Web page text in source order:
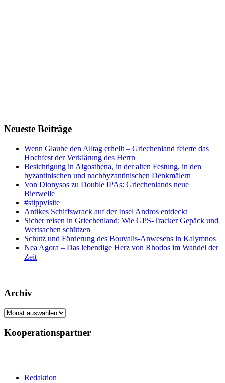
Neueste Beiträge
Wenn Glaube den Alltag erhellt – Griechenland feierte das
Hochfest der Verklärung des Herrn
Besichtigung in Aigosthena, in der alten Festung, in den
byzantinischen und nachbyzantinischen Denkmälern
Von Dionysos zu Double IPAs: Griechenlands neue
Bierwelle
#stippvisite
Antikes Schiffswrack auf der Insel Andros entdeckt
Sicher reisen in Griechenland: Wie GPS-Tracker Gepäck und
Wertsachen schützen
Schutz und Förderung des Bouvalis-Anwesens in Kalymnos
Nea Agora – Das lebendige Herz von Rhodos im Wandel der
Zeit
Archiv
Archiv
Kooperationspartner
Redaktion